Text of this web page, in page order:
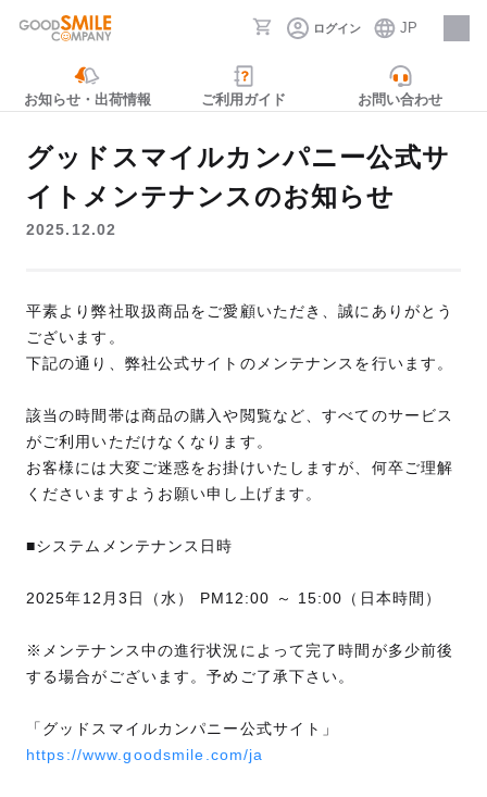
ログイン JP
採用情報
お知らせ・出荷情報 ご利用ガイド お問い合わせ
グッドスマイルカンパニー公式サ
イトメンテナンスのお知らせ
2025.12.02
平素より弊社取扱商品をご愛顧いただき、誠にありがとう
ございます。
下記の通り、弊社公式サイトのメンテナンスを行います。
該当の時間帯は商品の購入や閲覧など、すべてのサービス
がご利用いただけなくなります。
お客様には大変ご迷惑をお掛けいたしますが、何卒ご理解
くださいますようお願い申し上げます。
■システムメンテナンス日時
2025年12月3日（水） PM12:00 ～ 15:00（日本時間）
※メンテナンス中の進行状況によって完了時間が多少前後
する場合がございます。予めご了承下さい。
「グッドスマイルカンパニー公式サイト」
https://www.goodsmile.com/ja